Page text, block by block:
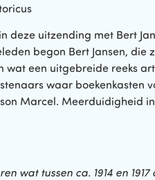
deze uitzending met Bert
begon Bert Jansen, die
wat een uitgebreide reeks
waar boekenkasten
Marcel. Meerduidigheid
wat tussen ca. 1914 en